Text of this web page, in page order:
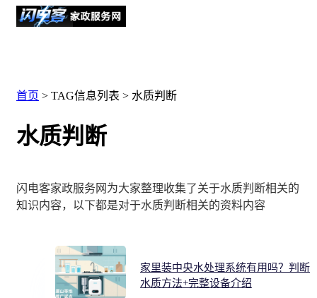
首页 > TAG信息列表 > 水质判断
水质判断
闪电客家政服务网为大家整理收集了关于水质判断相关的
知识内容，以下都是对于水质判断相关的资料内容
家里装中央水处理系统有用吗？判断
水质方法+完整设备介绍